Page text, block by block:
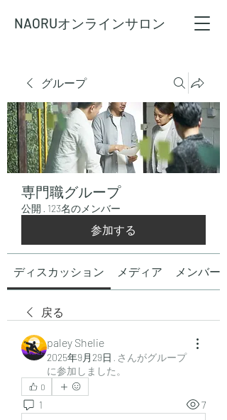
NAORUオンラインサロン
グループ
専門職グループ
公開 · 123名のメンバー
参加する
ディスカッション メディア メンバー
戻る
paley Shelie
2025年9月29日 · さんがグループ
に参加しました。
0
1 7